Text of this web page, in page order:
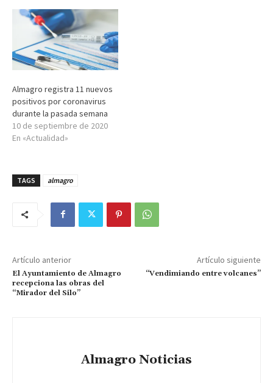
Almagro registra 11 nuevos
positivos por coronavirus
durante la pasada semana
10 de septiembre de 2020
En «Actualidad»
TAGS almagro
Artículo anterior
El Ayuntamiento de Almagro
recepciona las obras del
“Mirador del Silo”
Artículo siguiente
“Vendimiando entre volcanes”
Almagro Noticias